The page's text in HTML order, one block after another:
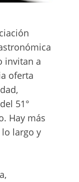
invitan a
oferta
51°
Hay más
largo y